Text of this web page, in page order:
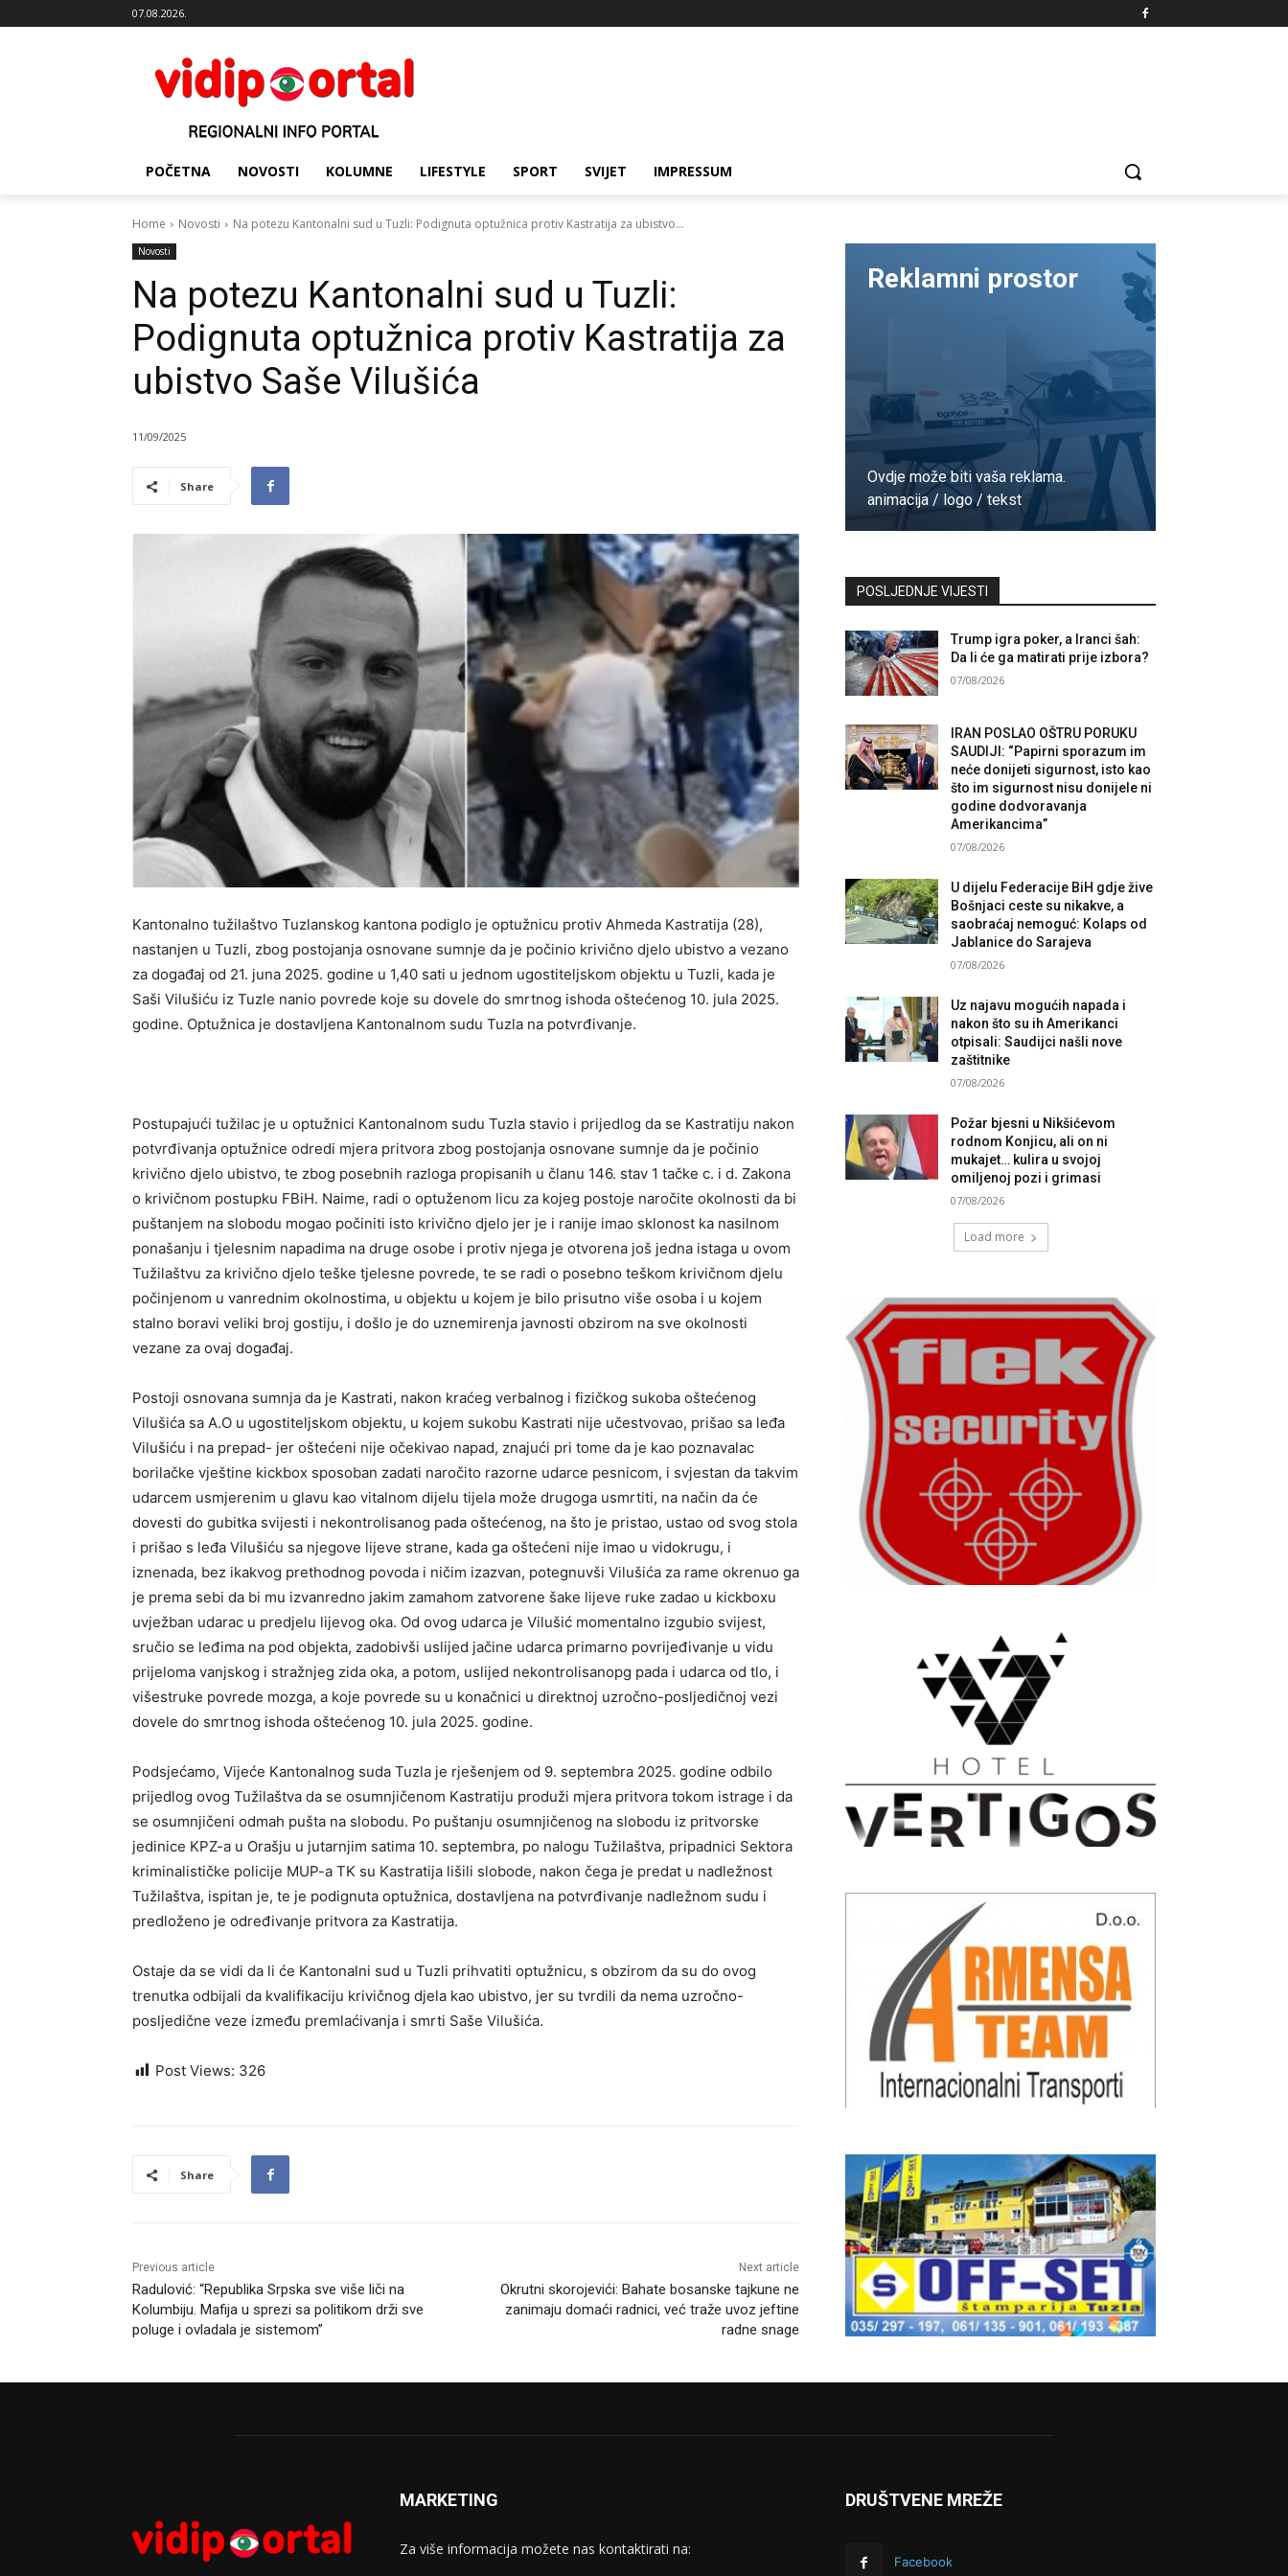
07.08.2026.
POČETNA NOVOSTI KOLUMNE LIFESTYLE SPORT SVIJET IMPRESSUM
Home Novosti Na potezu Kantonalni sud u Tuzli: Podignuta optužnica protiv Kastratija za ubistvo...
Novosti
Na potezu Kantonalni sud u Tuzli:
Podignuta optužnica protiv Kastratija za
ubistvo Saše Vilušića
11/09/2025
Share
Kantonalno tužilaštvo Tuzlanskog kantona podiglo je optužnicu protiv Ahmeda Kastratija (28),
nastanjen u Tuzli, zbog postojanja osnovane sumnje da je počinio krivično djelo ubistvo a vezano
za događaj od 21. juna 2025. godine u 1,40 sati u jednom ugostiteljskom objektu u Tuzli, kada je
Saši Vilušiću iz Tuzle nanio povrede koje su dovele do smrtnog ishoda oštećenog 10. jula 2025.
godine. Optužnica je dostavljena Kantonalnom sudu Tuzla na potvrđivanje.
Postupajući tužilac je u optužnici Kantonalnom sudu Tuzla stavio i prijedlog da se Kastratiju nakon
potvrđivanja optužnice odredi mjera pritvora zbog postojanja osnovane sumnje da je počinio
krivično djelo ubistvo, te zbog posebnih razloga propisanih u članu 146. stav 1 tačke c. i d. Zakona
o krivičnom postupku FBiH. Naime, radi o optuženom licu za kojeg postoje naročite okolnosti da bi
puštanjem na slobodu mogao počiniti isto krivično djelo jer je i ranije imao sklonost ka nasilnom
ponašanju i tjelesnim napadima na druge osobe i protiv njega je otvorena još jedna istaga u ovom
Tužilaštvu za krivično djelo teške tjelesne povrede, te se radi o posebno teškom krivičnom djelu
počinjenom u vanrednim okolnostima, u objektu u kojem je bilo prisutno više osoba i u kojem
stalno boravi veliki broj gostiju, i došlo je do uznemirenja javnosti obzirom na sve okolnosti
vezane za ovaj događaj.
Postoji osnovana sumnja da je Kastrati, nakon kraćeg verbalnog i fizičkog sukoba oštećenog
Vilušića sa A.O u ugostiteljskom objektu, u kojem sukobu Kastrati nije učestvovao, prišao sa leđa
Vilušiću i na prepad- jer oštećeni nije očekivao napad, znajući pri tome da je kao poznavalac
borilačke vještine kickbox sposoban zadati naročito razorne udarce pesnicom, i svjestan da takvim
udarcem usmjerenim u glavu kao vitalnom dijelu tijela može drugoga usmrtiti, na način da će
dovesti do gubitka svijesti i nekontrolisanog pada oštećenog, na što je pristao, ustao od svog stola
i prišao s leđa Vilušiću sa njegove lijeve strane, kada ga oštećeni nije imao u vidokrugu, i
iznenada, bez ikakvog prethodnog povoda i ničim izazvan, potegnuvši Vilušića za rame okrenuo ga
je prema sebi da bi mu izvanredno jakim zamahom zatvorene šake lijeve ruke zadao u kickboxu
uvježban udarac u predjelu lijevog oka. Od ovog udarca je Vilušić momentalno izgubio svijest,
sručio se leđima na pod objekta, zadobivši uslijed jačine udarca primarno povrijeđivanje u vidu
prijeloma vanjskog i stražnjeg zida oka, a potom, uslijed nekontrolisanopg pada i udarca od tlo, i
višestruke povrede mozga, a koje povrede su u konačnici u direktnoj uzročno-posljedičnoj vezi
dovele do smrtnog ishoda oštećenog 10. jula 2025. godine.
Podsjećamo, Vijeće Kantonalnog suda Tuzla je rješenjem od 9. septembra 2025. godine odbilo
prijedlog ovog Tužilaštva da se osumnjičenom Kastratiju produži mjera pritvora tokom istrage i da
se osumnjičeni odmah pušta na slobodu. Po puštanju osumnjičenog na slobodu iz pritvorske
jedinice KPZ-a u Orašju u jutarnjim satima 10. septembra, po nalogu Tužilaštva, pripadnici Sektora
kriminalističke policije MUP-a TK su Kastratija lišili slobode, nakon čega je predat u nadležnost
Tužilaštva, ispitan je, te je podignuta optužnica, dostavljena na potvrđivanje nadležnom sudu i
predloženo je određivanje pritvora za Kastratija.
Ostaje da se vidi da li će Kantonalni sud u Tuzli prihvatiti optužnicu, s obzirom da su do ovog
trenutka odbijali da kvalifikaciju krivičnog djela kao ubistvo, jer su tvrdili da nema uzročno-
posljedične veze između premlaćivanja i smrti Saše Vilušića.
Post Views: 326
Share
Previous article
Radulović: “Republika Srpska sve više liči na
Kolumbiju. Mafija u sprezi sa politikom drži sve
poluge i ovladala je sistemom”
Next article
Okrutni skorojevići: Bahate bosanske tajkune ne
zanimaju domaći radnici, već traže uvoz jeftine
radne snage
Reklamni prostor
Ovdje može biti vaša reklama.
animacija / logo / tekst
POSLJEDNJE VIJESTI
Trump igra poker, a Iranci šah:
Da li će ga matirati prije izbora?
07/08/2026
IRAN POSLAO OŠTRU PORUKU
SAUDIJI: “Papirni sporazum im
neće donijeti sigurnost, isto kao
što im sigurnost nisu donijele ni
godine dodvoravanja
Amerikancima”
07/08/2026
U dijelu Federacije BiH gdje žive
Bošnjaci ceste su nikakve, a
saobraćaj nemoguć: Kolaps od
Jablanice do Sarajeva
07/08/2026
Uz najavu mogućih napada i
nakon što su ih Amerikanci
otpisali: Saudijci našli nove
zaštitnike
07/08/2026
Požar bjesni u Nikšićevom
rodnom Konjicu, ali on ni
mukajet… kulira u svojoj
omiljenoj pozi i grimasi
07/08/2026
Load more
MARKETING
Za više informacija možete nas kontaktirati na:
DRUŠTVENE MREŽE
Facebook